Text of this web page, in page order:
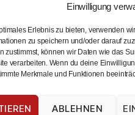
Einwilligung
Erlebnis zu bieten, verwenden
zu speichern und/oder darauf
zustimmst, können wir Daten wie das
verarbeiten. Wenn du deine
Merkmale und Funktionen
ABLEHNEN